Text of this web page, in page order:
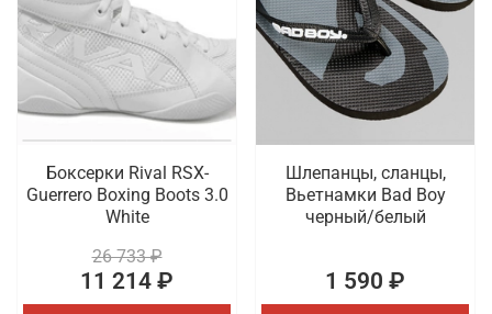
Боксерки Rival RSX-
Guerrero Boxing Boots 3.0
White
26 733 ₽
11 214 ₽
Шлепанцы, сланцы,
Вьетнамки Bad Boy
черный/белый
1 590 ₽